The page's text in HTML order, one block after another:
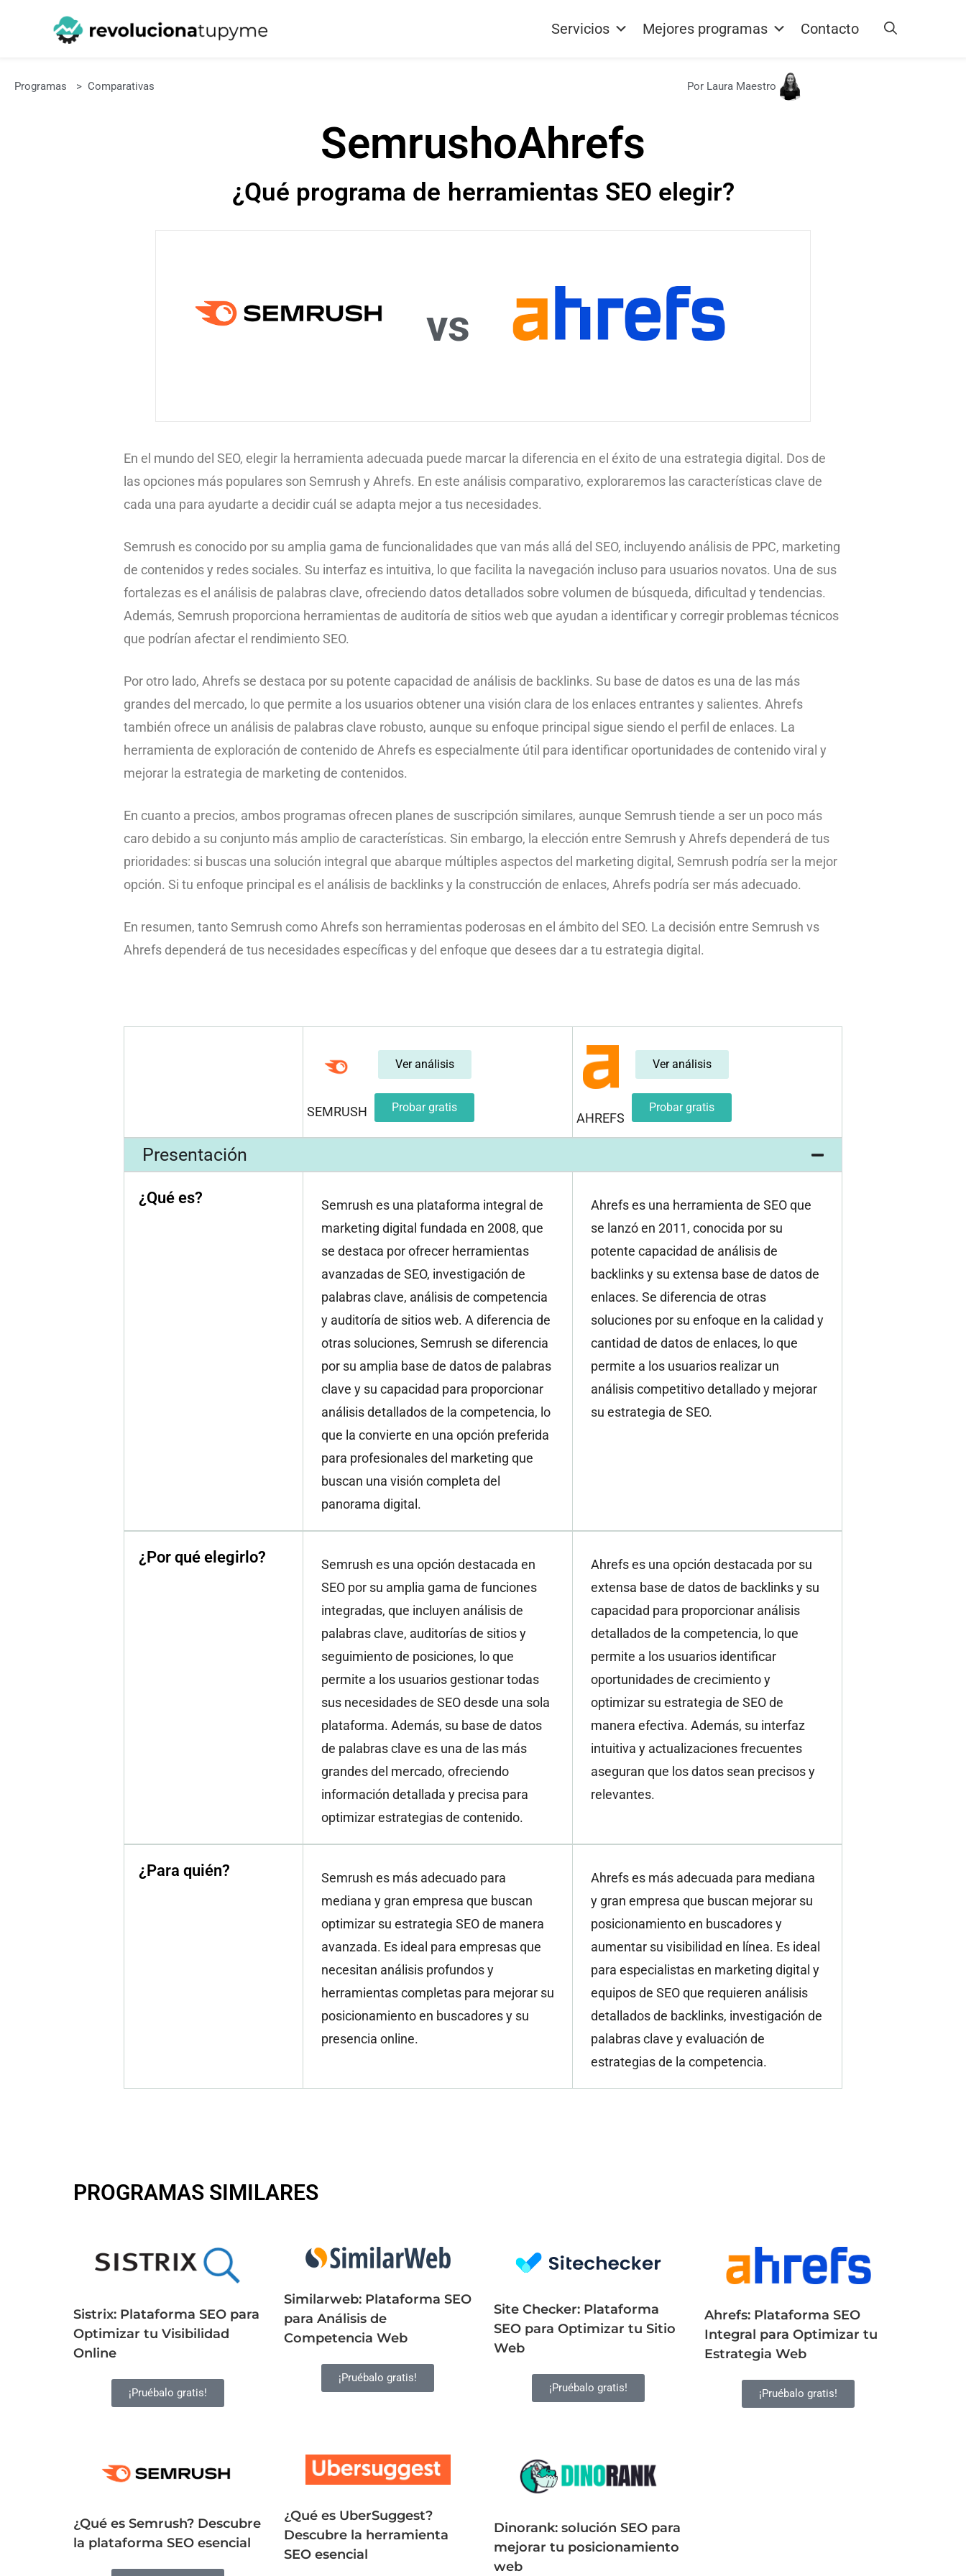
Servicios Mejores programas Contacto
Programas > Comparativas Por Laura Maestro
SemrushoAhrefs
¿Qué programa de herramientas SEO elegir?
vs
En el mundo del SEO, elegir la herramienta adecuada puede marcar la diferencia en el éxito de una estrategia digital. Dos de
las opciones más populares son Semrush y Ahrefs. En este análisis comparativo, exploraremos las características clave de
cada una para ayudarte a decidir cuál se adapta mejor a tus necesidades.
Semrush es conocido por su amplia gama de funcionalidades que van más allá del SEO, incluyendo análisis de PPC, marketing
de contenidos y redes sociales. Su interfaz es intuitiva, lo que facilita la navegación incluso para usuarios novatos. Una de sus
fortalezas es el análisis de palabras clave, ofreciendo datos detallados sobre volumen de búsqueda, dificultad y tendencias.
Además, Semrush proporciona herramientas de auditoría de sitios web que ayudan a identificar y corregir problemas técnicos
que podrían afectar el rendimiento SEO.
Por otro lado, Ahrefs se destaca por su potente capacidad de análisis de backlinks. Su base de datos es una de las más
grandes del mercado, lo que permite a los usuarios obtener una visión clara de los enlaces entrantes y salientes. Ahrefs
también ofrece un análisis de palabras clave robusto, aunque su enfoque principal sigue siendo el perfil de enlaces. La
herramienta de exploración de contenido de Ahrefs es especialmente útil para identificar oportunidades de contenido viral y
mejorar la estrategia de marketing de contenidos.
En cuanto a precios, ambos programas ofrecen planes de suscripción similares, aunque Semrush tiende a ser un poco más
caro debido a su conjunto más amplio de características. Sin embargo, la elección entre Semrush y Ahrefs dependerá de tus
prioridades: si buscas una solución integral que abarque múltiples aspectos del marketing digital, Semrush podría ser la mejor
opción. Si tu enfoque principal es el análisis de backlinks y la construcción de enlaces, Ahrefs podría ser más adecuado.
En resumen, tanto Semrush como Ahrefs son herramientas poderosas en el ámbito del SEO. La decisión entre Semrush vs
Ahrefs dependerá de tus necesidades específicas y del enfoque que desees dar a tu estrategia digital.
SEMRUSH
Ver análisis
Probar gratis
AHREFS
Ver análisis
Probar gratis
Presentación
¿Qué es?
Semrush es una plataforma integral de
marketing digital fundada en 2008, que
se destaca por ofrecer herramientas
avanzadas de SEO, investigación de
palabras clave, análisis de competencia
y auditoría de sitios web. A diferencia de
otras soluciones, Semrush se diferencia
por su amplia base de datos de palabras
clave y su capacidad para proporcionar
análisis detallados de la competencia, lo
que la convierte en una opción preferida
para profesionales del marketing que
buscan una visión completa del
panorama digital.
Ahrefs es una herramienta de SEO que
se lanzó en 2011, conocida por su
potente capacidad de análisis de
backlinks y su extensa base de datos de
enlaces. Se diferencia de otras
soluciones por su enfoque en la calidad y
cantidad de datos de enlaces, lo que
permite a los usuarios realizar un
análisis competitivo detallado y mejorar
su estrategia de SEO.
¿Por qué elegirlo?
Semrush es una opción destacada en
SEO por su amplia gama de funciones
integradas, que incluyen análisis de
palabras clave, auditorías de sitios y
seguimiento de posiciones, lo que
permite a los usuarios gestionar todas
sus necesidades de SEO desde una sola
plataforma. Además, su base de datos
de palabras clave es una de las más
grandes del mercado, ofreciendo
información detallada y precisa para
optimizar estrategias de contenido.
Ahrefs es una opción destacada por su
extensa base de datos de backlinks y su
capacidad para proporcionar análisis
detallados de la competencia, lo que
permite a los usuarios identificar
oportunidades de crecimiento y
optimizar su estrategia de SEO de
manera efectiva. Además, su interfaz
intuitiva y actualizaciones frecuentes
aseguran que los datos sean precisos y
relevantes.
¿Para quién?
Semrush es más adecuado para
mediana y gran empresa que buscan
optimizar su estrategia SEO de manera
avanzada. Es ideal para empresas que
necesitan análisis profundos y
herramientas completas para mejorar su
posicionamiento en buscadores y su
presencia online.
Ahrefs es más adecuada para mediana
y gran empresa que buscan mejorar su
posicionamiento en buscadores y
aumentar su visibilidad en línea. Es ideal
para especialistas en marketing digital y
equipos de SEO que requieren análisis
detallados de backlinks, investigación de
palabras clave y evaluación de
estrategias de la competencia.​
PROGRAMAS SIMILARES
Sistrix: Plataforma SEO para
Optimizar tu Visibilidad
Online
¡Pruébalo gratis!
Similarweb: Plataforma SEO
para Análisis de
Competencia Web
¡Pruébalo gratis!
Site Checker: Plataforma
SEO para Optimizar tu Sitio
Web
¡Pruébalo gratis!
Ahrefs: Plataforma SEO
Integral para Optimizar tu
Estrategia Web
¡Pruébalo gratis!
¿Qué es Semrush? Descubre
la plataforma SEO esencial
¿Qué es UberSuggest?
Descubre la herramienta
SEO esencial
Dinorank: solución SEO para
mejorar tu posicionamiento
web